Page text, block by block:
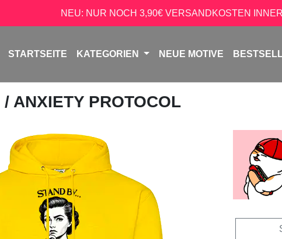
NEU: NUR NOCH 3,90€ VERSANDKOSTEN
STARTSEITE KATEGORIEN NEUE MOTIVE
/ ANXIETY PROTOCOL